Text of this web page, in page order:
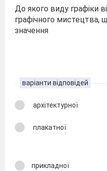
До якого виду графіки
графічного мистецтва,
значення
варіанти відповідей
архітектурної
плакатної
прикладної